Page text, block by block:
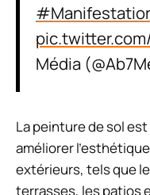
Média
La peinture de sol
améliorer
extérieurs, tels que
terrasses, les patios